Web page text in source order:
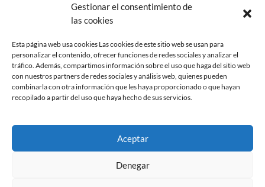
Gestionar el consentimiento de
las cookies
Esta página web usa cookies Las cookies de este sitio web se usan para
personalizar el contenido, ofrecer funciones de redes sociales y analizar el
tráfico. Además, compartimos información sobre el uso que haga del sitio web
con nuestros partners de redes sociales y análisis web, quienes pueden
combinarla con otra información que les haya proporcionado o que hayan
recopilado a partir del uso que haya hecho de sus servicios.
Aceptar
Denegar